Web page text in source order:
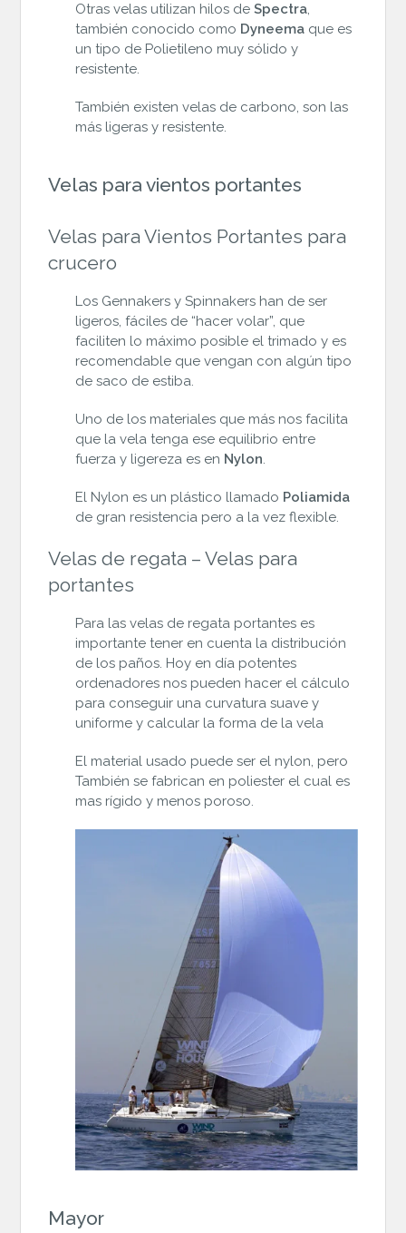
Otras velas utilizan hilos deSpectra,
también conocido como Dyneema que es
un tipo de Polietileno muy sólido y
resistente.
También existen velas de carbono, son las
más ligeras y resistente.
Velas para vientos portantes
Velas para Vientos Portantes para
crucero
Los Gennakers y Spinnakers han de ser
ligeros, fáciles de “hacer volar”, que
faciliten lo máximo posible el trimado y es
recomendable que vengan con algún tipo
de saco de estiba.
Uno de los materiales que más nos facilita
que la vela tenga ese equilibrio entre
fuerza y ligereza es en Nylon.
El Nylon es un plástico llamado Poliamida
de gran resistencia pero a la vez flexible.
Velas de regata – Velas para
portantes
Para las velas de regata portantes es
importante tener en cuenta la distribución
de los paños. Hoy en día potentes
ordenadores nos pueden hacer el cálculo
para conseguir una curvatura suave y
uniforme y calcular la forma de la vela
El material usado puede ser el nylon, pero
También se fabrican en poliester el cual es
mas rígido y menos poroso.
Mayor